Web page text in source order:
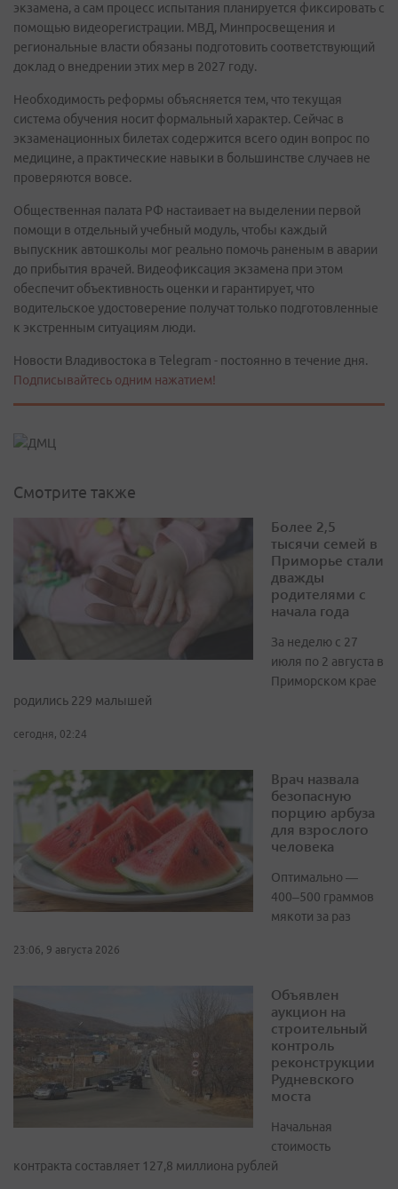
экзамена, а сам процесс испытания планируется фиксировать с
помощью видеорегистрации. МВД, Минпросвещения и
региональные власти обязаны подготовить соответствующий
доклад о внедрении этих мер в 2027 году.
Необходимость реформы объясняется тем, что текущая
система обучения носит формальный характер. Сейчас в
экзаменационных билетах содержится всего один вопрос по
медицине, а практические навыки в большинстве случаев не
проверяются вовсе.
Общественная палата РФ настаивает на выделении первой
помощи в отдельный учебный модуль, чтобы каждый
выпускник автошколы мог реально помочь раненым в аварии
до прибытия врачей. Видеофиксация экзамена при этом
обеспечит объективность оценки и гарантирует, что
водительское удостоверение получат только подготовленные
к экстренным ситуациям люди.
Новости Владивостока в Telegram - постоянно в течение дня.
Подписывайтесь одним нажатием!
Смотрите также
Более 2,5
тысячи семей в
Приморье стали
дважды
родителями с
начала года
За неделю с 27
июля по 2 августа в
Приморском крае
родились 229 малышей
сегодня, 02:24
Врач назвала
безопасную
порцию арбуза
для взрослого
человека
Оптимально —
400–500 граммов
мякоти за раз
23:06, 9 августа 2026
Объявлен
аукцион на
строительный
контроль
реконструкции
Рудневского
моста
Начальная
стоимость
контракта составляет 127,8 миллиона рублей